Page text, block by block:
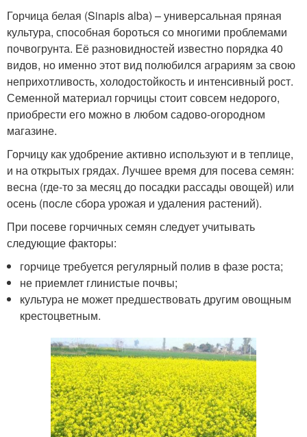
Горчица белая (Sinapis alba) – универсальная пряная
культура, способная бороться со многими проблемами
почвогрунта. Её разновидностей известно порядка 40
видов, но именно этот вид полюбился аграриям за свою
неприхотливость, холодостойкость и интенсивный рост.
Семенной материал горчицы стоит совсем недорого,
приобрести его можно в любом садово-огородном
магазине.
Горчицу как удобрение активно используют и в теплице,
и на открытых грядах. Лучшее время для посева семян:
весна (где-то за месяц до посадки рассады овощей) или
осень (после сбора урожая и удаления растений).
При посеве горчичных семян следует учитывать
следующие факторы:
горчице требуется регулярный полив в фазе роста;
не приемлет глинистые почвы;
культура не может предшествовать другим овощным
крестоцветным.